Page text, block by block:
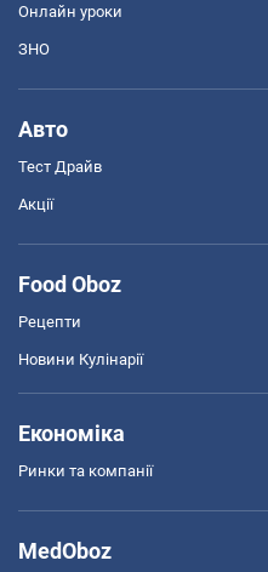
Онлайн уроки
ЗНО
Авто
Тест Драйв
Акції
Food Oboz
Рецепти
Новини Кулінарії
Економіка
Ринки та компанії
MedOboz